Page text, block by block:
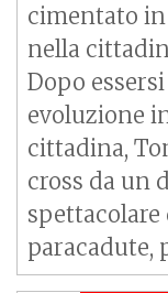
cimentato
nella
Dopo
evoluzione
cittadina,
cross da un
paracadute,